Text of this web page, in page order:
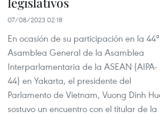
07/08/2023 02:18
En ocasión de su participación en la 44ª
Asamblea General de la Asamblea
Interparlamentaria de la ASEAN (AIPA-
44) en Yakarta, el presidente del
Parlamento de Vietnam, Vuong Dinh
sostuvo un encuentro con el titular de la